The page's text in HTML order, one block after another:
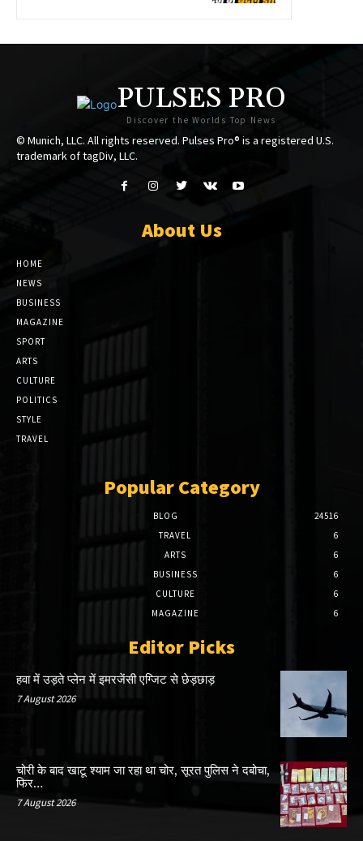
PULSES PRO
Discover the Worlds Top News
© Munich, LLC. All rights reserved. Pulses Pro® is a registered U.S.
trademark of tagDiv, LLC.
About Us
HOME
NEWS
BUSINESS
MAGAZINE
SPORT
ARTS
CULTURE
POLITICS
STYLE
TRAVEL
Popular Category
BLOG
24516
TRAVEL
6
ARTS
6
BUSINESS
6
CULTURE
6
MAGAZINE
6
Editor Picks
हवा में उड़ते प्लेन में इमरजेंसी एग्जिट से छेड़छाड़
7 August 2026
चोरी के बाद खाटू श्याम जा रहा था चोर, सूरत पुलिस ने दबोचा,
फिर…
7 August 2026